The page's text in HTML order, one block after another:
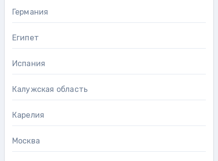
Германия
Египет
Испания
Калужская область
Карелия
Москва